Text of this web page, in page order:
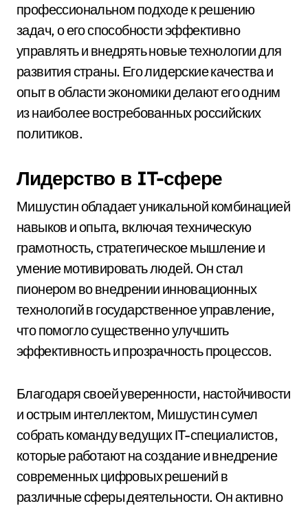
профессиональном подходе к решению
задач, о его способности эффективно
управлять и внедрять новые технологии для
развития страны. Его лидерские качества и
опыт в области экономики делают его одним
из наиболее востребованных российских
политиков.
Лидерство в IT-сфере
Мишустин обладает уникальной комбинацией
навыков и опыта, включая техническую
грамотность, стратегическое мышление и
умение мотивировать людей. Он стал
пионером во внедрении инновационных
технологий в государственное управление,
что помогло существенно улучшить
эффективность и прозрачность процессов.
Благодаря своей уверенности, настойчивости
и острым интеллектом, Мишустин сумел
собрать команду ведущих IT-специалистов,
которые работают на создание и внедрение
современных цифровых решений в
различные сферы деятельности. Он активно